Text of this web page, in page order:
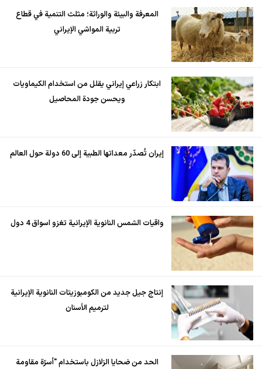
المعرفة والبيئة والوراثة؛ مثلث التنمية في قطاع
تربية المواشي الإيراني
ابتكار زراعي إيراني يقلل من استخدام الكيماويات
ويحسن جودة المحاصيل
إيران تُصدّر معداتها الطبية إلى 60 دولة حول العالم
واقيات الشمس النانوية الإيرانية تغزو اسواق 4 دول
إنتاج جيل جديد من الكومبوزيتات النانوية الإيرانية
لترميم الأسنان
الحد من ضحايا الزلازل باستخدام "أسرّة مقاومة